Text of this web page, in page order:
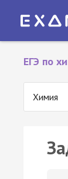
ЕГЭ по
Химия